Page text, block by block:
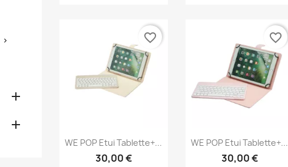



Aperçu rapide
WE POP Etui Tablette+...
30,00 €
favorite_border
Aperçu rapide
WE POP Etui Tablette+...
30,00 €
favorite_border